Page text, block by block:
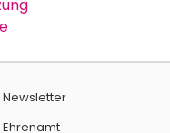
Newsletter
Ehrenamt